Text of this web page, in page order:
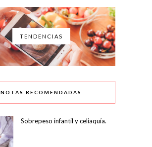
TENDENCIAS
NOTAS RECOMENDADAS
Sobrepeso infantil y celiaquía.